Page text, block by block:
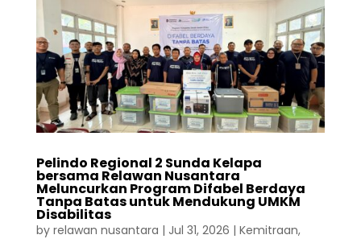
Pelindo Regional 2 Sunda Kelapa
bersama Relawan Nusantara
Meluncurkan Program Difabel Berdaya
Tanpa Batas untuk Mendukung UMKM
Disabilitas
by relawan nusantara | Jul 31, 2026 | Kemitraan,